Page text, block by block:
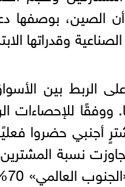
الصين، بوصفها
وقدراتها
الربط بين
ووفقًا
نسبة